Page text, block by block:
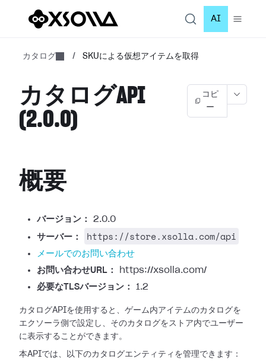
AI
カタログ / SKUによる仮想アイテムを取得
カタログAPI
(2.0.0)
コピ
ー
概要
バージョン：
2.0.0
サーバー：
https://store.xsolla.com/api
メールでのお問い合わせ
お問い合わせURL：
https://xsolla.com/
必要なTLSバージョン：
1.2
カタログAPIを使用すると、ゲーム内アイテムのカタログを
エクソーラ側で設定し、そのカタログをストア内でユーザー
に表示することができます。
本APIでは、以下のカタログエンティティを管理できます：